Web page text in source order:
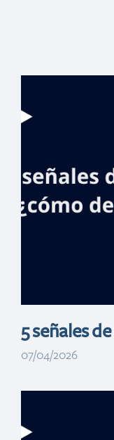
5 señales
07/04/2026